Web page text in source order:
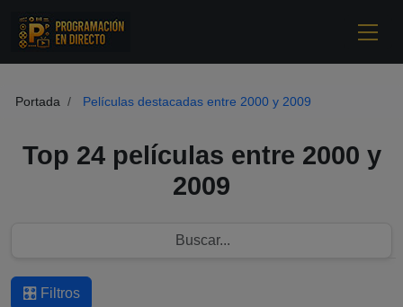
Portada Películas destacadas entre 2000 y 2009
Top 24 películas entre 2000 y
2009
🎛️ Filtros